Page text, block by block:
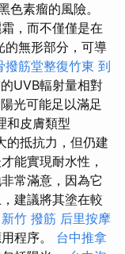
色素瘤的風險。
，而不僅僅是在
的無形部分，可導
撥筋堂整復竹東 到
UVB輻射量相對
光可能足以滿足
和皮膚類型
的抵抗力，但仍建
能實現耐水性，
常滿意，因為它
建議將其塗在較
新竹 撥筋 后里按摩
程序。 台中推拿